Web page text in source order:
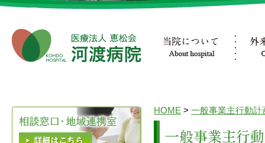
HOME > 一般事業主行動計